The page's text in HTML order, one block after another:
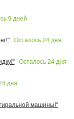
9 дней
Осталось 24 дня
Осталось 24 дня
дня
машины!"